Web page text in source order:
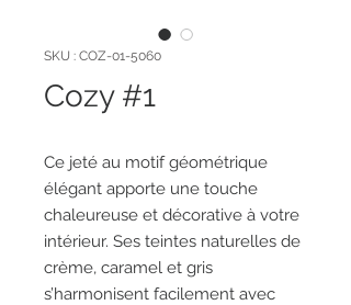
SKU : COZ-01-5060
Cozy #1
Ce jeté au motif géométrique
élégant apporte une touche
chaleureuse et décorative à votre
intérieur. Ses teintes naturelles de
crème, caramel et gris
s’harmonisent facilement avec